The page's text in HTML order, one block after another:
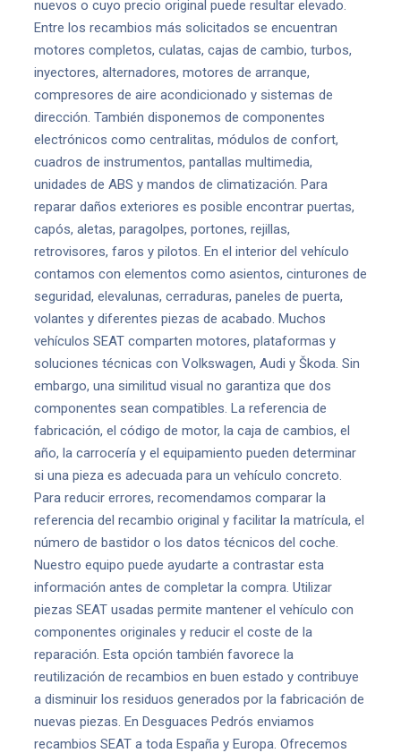
nuevos o cuyo precio original puede resultar elevado.
Entre los recambios más solicitados se encuentran
motores completos, culatas, cajas de cambio, turbos,
inyectores, alternadores, motores de arranque,
compresores de aire acondicionado y sistemas de
dirección. También disponemos de componentes
electrónicos como centralitas, módulos de confort,
cuadros de instrumentos, pantallas multimedia,
unidades de ABS y mandos de climatización. Para
reparar daños exteriores es posible encontrar puertas,
capós, aletas, paragolpes, portones, rejillas,
retrovisores, faros y pilotos. En el interior del vehículo
contamos con elementos como asientos, cinturones de
seguridad, elevalunas, cerraduras, paneles de puerta,
volantes y diferentes piezas de acabado. Muchos
vehículos SEAT comparten motores, plataformas y
soluciones técnicas con Volkswagen, Audi y Škoda. Sin
embargo, una similitud visual no garantiza que dos
componentes sean compatibles. La referencia de
fabricación, el código de motor, la caja de cambios, el
año, la carrocería y el equipamiento pueden determinar
si una pieza es adecuada para un vehículo concreto.
Para reducir errores, recomendamos comparar la
referencia del recambio original y facilitar la matrícula, el
número de bastidor o los datos técnicos del coche.
Nuestro equipo puede ayudarte a contrastar esta
información antes de completar la compra. Utilizar
piezas SEAT usadas permite mantener el vehículo con
componentes originales y reducir el coste de la
reparación. Esta opción también favorece la
reutilización de recambios en buen estado y contribuye
a disminuir los residuos generados por la fabricación de
nuevas piezas. En Desguaces Pedrós enviamos
recambios SEAT a toda España y Europa. Ofrecemos